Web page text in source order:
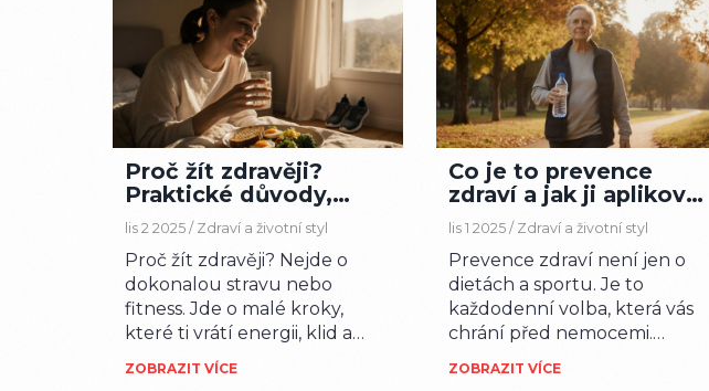
Proč žít zdravěji?
Praktické důvody,
které změní tvůj
každodenní život
lis 2 2025 / Zdraví a životní styl
Proč žít zdravěji? Nejde o
dokonalou stravu nebo
fitness. Jde o malé kroky,
které ti vrátí energii, klid a
schopnost si užívat každý
ZOBRAZIT VÍCE
Co je to prevence
zdraví a jak ji aplikovat
v každodenním životě
lis 1 2025 / Zdraví a životní styl
Prevence zdraví není jen o
dietách a sportu. Je to
každodenní volba, která vás
chrání před nemocemi.
Zjistěte, jak malé změny ve
ZOBRAZIT VÍCE